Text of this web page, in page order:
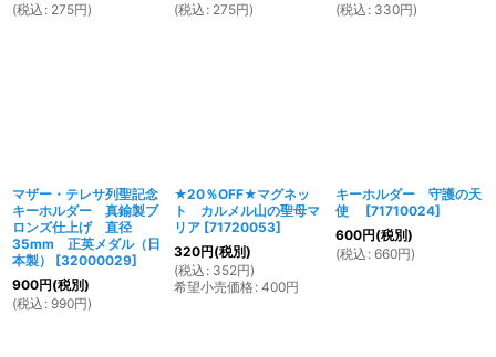
(税込 : 275円)
(税込 : 275円)
(税込 : 330円)
マザー・テレサ列聖記念
キーホルダー 真鍮製ブ
ロンズ仕上げ 直径
35mm 正英メダル（日
本製）
[32000029]
900円(税別)
(税込 : 990円)
★20％OFF★マグネッ
ト カルメル山の聖母マ
リア [71720053]
320円(税別)
(税込 : 352円)
希望小売価格: 400円
キーホルダー 守護の天
使
[71710024]
600円(税別)
(税込 : 660円)